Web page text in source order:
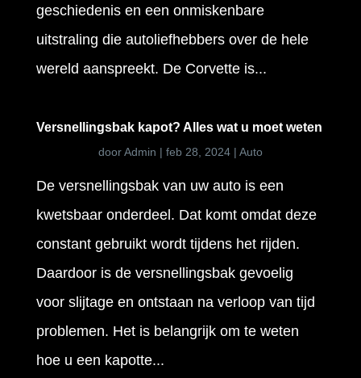
geschiedenis en een onmiskenbare
uitstraling die autoliefhebbers over de hele
wereld aanspreekt. De Corvette is...
Versnellingsbak kapot? Alles wat u moet weten
doorAdmin | feb 28, 2024| Auto
De versnellingsbak van uw auto is een
kwetsbaar onderdeel. Dat komt omdat deze
constant gebruikt wordt tijdens het rijden.
Daardoor is de versnellingsbak gevoelig
voor slijtage en ontstaan na verloop van tijd
problemen. Het is belangrijk om te weten
hoe u een kapotte...